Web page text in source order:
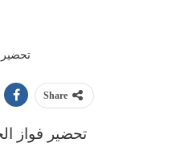
تحضير
Share
تحضير فواز